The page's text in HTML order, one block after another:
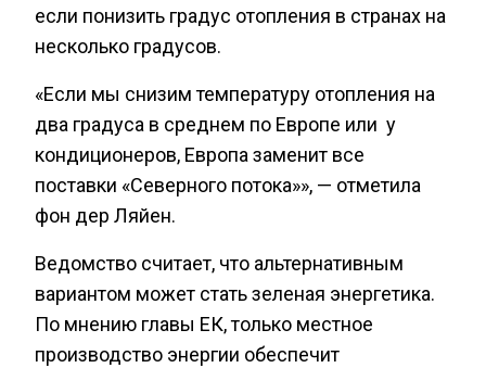
если понизить градус отопления в странах на
несколько градусов.
«Если мы снизим температуру отопления на
два градуса в среднем по Европе или у
кондиционеров, Европа заменит все
поставки «Северного потока»», — отметила
фон дер Ляйен.
Ведомство считает, что альтернативным
вариантом может стать зеленая энергетика.
По мнению главы ЕК, только местное
производство энергии обеспечит